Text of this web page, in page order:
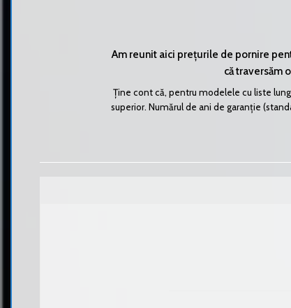
Am reunit aici prețurile de pornire
că traversăm
Ține cont că, pentru modelele cu liste
superior. Numărul de ani de garanție